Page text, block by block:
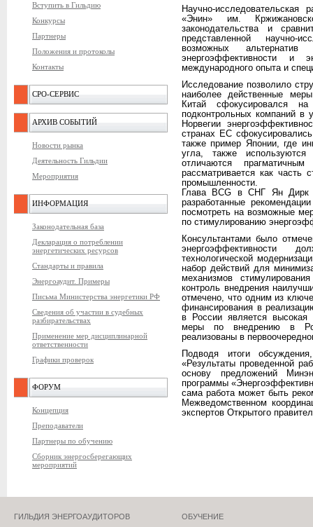
Вступить в Гильдию
Конкурсы
Партнеры
Положения и протоколы
Контакты
СРО-СЕРВИС
АРХИВ СОБЫТИЙ
Новости рынка
Деятельность Гильдии
Мероприятия
ИНФОРМАЦИЯ
Законодательная база
Декларация о потреблении
энергетических ресурсов
Стандарты и правила
Энергоаудит. Примеры
Письма Министерства энергетики РФ
Сведения об участии в судебных
разбирательствах
Применение мер дисциплинарной
ответственности
Графики проверок
ФОРУМ
Концепция
Преподаватели
Партнеры по обучению
Сборник энергосберегающих
мероприятий
Научно-
«Энин» им.
законодательства и
представленной научно-
возможных
энергоэффективности и
международного опыта и
Исследование позволило
наиболее действенные
Китай сфокусировался
подконтрольных компаний в
Норвегии
странах ЕС
также пример Японии, где
угла, также
отличаются
рассматривается как часть
промышленности.
Глава BCG в СНГ Ян Дирк
разработанные
посмотреть на возможные
по стимулированию
Консультантами было
энергоэффективности
технологической
набор действий для
механизмов
контроль внедрения
отмечено, что одним из
финансирования в
в России является высокая
меры по внедрению в
реализованы в
Подводя итоги
«Результаты проведенной
основу предложений
программы
сама работа может быть
Межведомственном
экспертов Открытого
ГИЛЬДИЯ ЭНЕРГОАУДИТОРОВ
ОБУЧЕНИЕ